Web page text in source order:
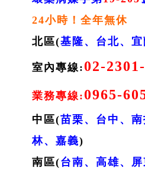
24小時！全年無休
北區(基隆、台北、
室內專線: 02-
業務專線: 0965-
中區(苗栗、台中、
林、嘉義)
南區(台南、高雄、屏